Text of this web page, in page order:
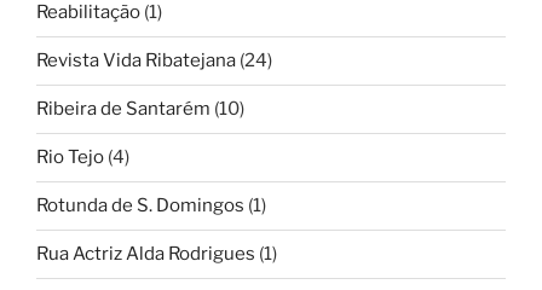
Reabilitação (1)
Revista Vida Ribatejana (24)
Ribeira de Santarém (10)
Rio Tejo (4)
Rotunda de S. Domingos (1)
Rua Actriz Alda Rodrigues (1)